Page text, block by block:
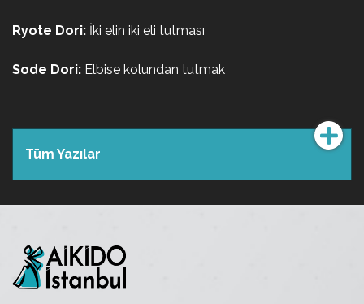
Ryote Dori: İki elin iki eli tutması
Sode Dori: Elbise kolundan tutmak
Tüm Yazılar